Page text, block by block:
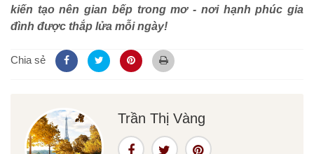
kiến tạo nên gian bếp trong mơ - nơi hạnh phúc gia
đình được thắp lửa mỗi ngày!
Chia sẻ
Trần Thị Vàng